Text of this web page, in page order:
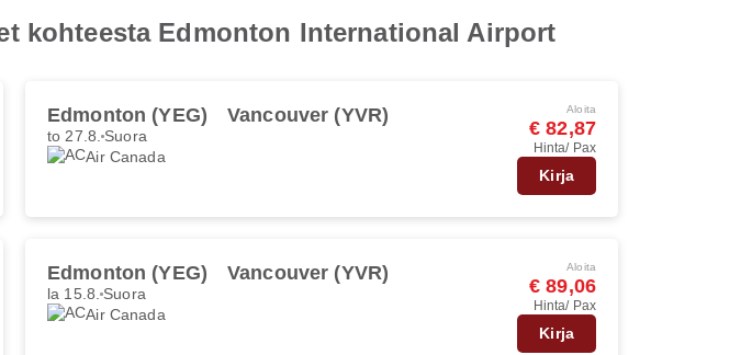
kohteesta Edmonton International Airport
Edmonton (YEG) Vancouver (YVR)
to 27.8. Suora
Air Canada
Aloita
€ 82,87
Hinta/ Pax
Kirja
Edmonton (YEG) Vancouver (YVR)
la 15.8. Suora
Air Canada
Aloita
€ 89,06
Hinta/ Pax
Kirja